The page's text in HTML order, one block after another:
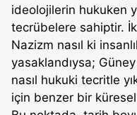
ideolojilerin hukuken
tecrübelere sahiptir.
Nazizm nasıl ki
yasaklandıysa;
nasıl hukuki tecritle
için benzer bir